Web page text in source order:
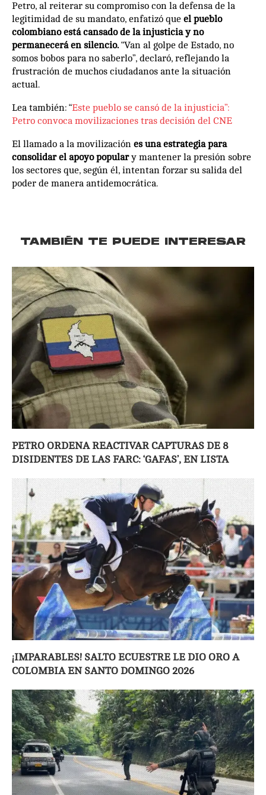
Petro, al reiterar su compromiso con la defensa de la
legitimidad de su mandato, enfatizó que el pueblo
colombiano está cansado de la injusticia y no
permanecerá en silencio. “Van al golpe de Estado, no
somos bobos para no saberlo”, declaró, reflejando la
frustración de muchos ciudadanos ante la situación
actual.
Lea también: “Este pueblo se cansó de la injusticia”:
Petro convoca movilizaciones tras decisión del CNE
El llamado a la movilización es una estrategia para
consolidar el apoyo populary mantener la presión sobre
los sectores que, según él, intentan forzar su salida del
poder de manera antidemocrática.
TAMBIÉN TE PUEDE INTERESAR
PETRO ORDENA REACTIVAR CAPTURAS DE 8
DISIDENTES DE LAS FARC: ‘GAFAS’, EN LISTA
¡IMPARABLES! SALTO ECUESTRE LE DIO ORO A
COLOMBIA EN SANTO DOMINGO 2026